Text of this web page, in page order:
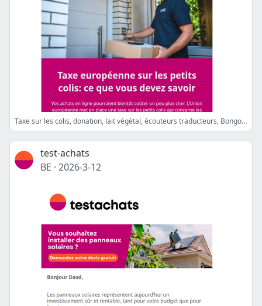
Taxe sur les colis, donation, lait végétal, écouteurs traducteurs, Bongo, suremballage
test-achats
BE · 2026-3-12